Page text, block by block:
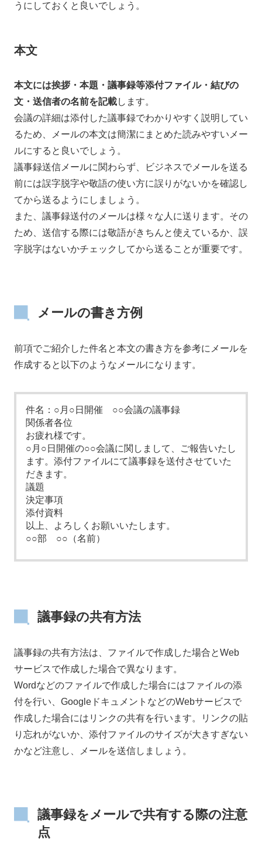
うにしておくと良いでしょう。
本文
本文には挨拶・本題・議事録等添付ファイル・結びの
文・送信者の名前を記載します。
会議の詳細は添付した議事録でわかりやすく説明してい
るため、メールの本文は簡潔にまとめた読みやすいメー
ルにすると良いでしょう。
議事録送信メールに関わらず、ビジネスでメールを送る
前には誤字脱字や敬語の使い方に誤りがないかを確認し
てから送るようにしましょう。
また、議事録送付のメールは様々な人に送ります。その
ため、送信する際には敬語がきちんと使えているか、誤
字脱字はないかチェックしてから送ることが重要です。
メールの書き方例
前項でご紹介した件名と本文の書き方を参考にメールを
作成すると以下のようなメールになります。
件名：○月○日開催 ○○会議の議事録
関係者各位
お疲れ様です。
○月○日開催の○○会議に関しまして、ご報告いたし
ます。添付ファイルにて議事録を送付させていた
だきます。
議題
決定事項
添付資料
以上、よろしくお願いいたします。
○○部 ○○（名前）
議事録の共有方法
議事録の共有方法は、ファイルで作成した場合とWeb
サービスで作成した場合で異なります。
Wordなどのファイルで作成した場合にはファイルの添
付を行い、GoogleドキュメントなどのWebサービスで
作成した場合にはリンクの共有を行います。リンクの貼
り忘れがないか、添付ファイルのサイズが大きすぎない
かなど注意し、メールを送信しましょう。
議事録をメールで共有する際の注意
点